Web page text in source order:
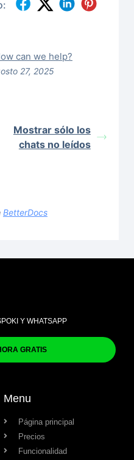
can we help?
27, 2025
Mostrar sólo los
chats no leídos
BetterDocs
Y WHATSAPP
GRATIS
Menu
Página principal
Precios
Funcionalidad